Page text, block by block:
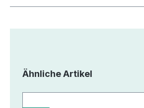
Produktgalerie überspringen
Ähnliche Artikel